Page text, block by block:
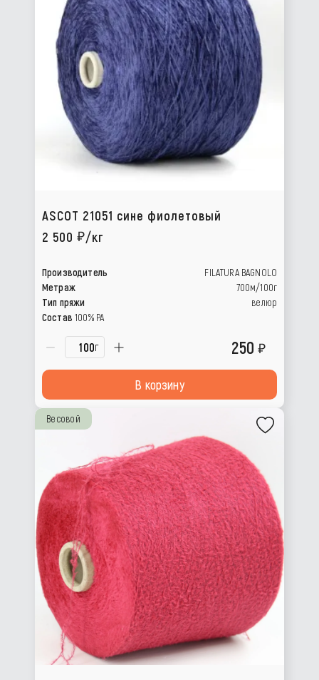
ASCOT 21051 сине фиолетовый
2 500
/кг
Производитель
FILATURA BAGNOLO
Метраж
700м/100г
Тип пряжи
велюр
Состав 100% PA
г 250
В корзину
Весовой